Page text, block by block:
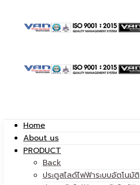
แวน
|
Home
About us
PRODUCT
Back
ประตูสไลด์ไฟฟ้าระบบอัตโนมัติ